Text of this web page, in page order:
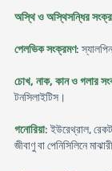
অস্থি ও অস্থিসন্ধির
পেলভিক সংক্রমণ:
চোখ, নাক, কান ও গলার
টনসিলাইটিস।
গনোরিয়া: ইউরেথ্রাল,
জীবাণু বা পেনিসিলিনে